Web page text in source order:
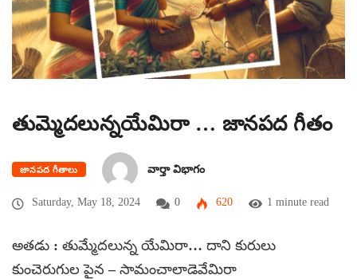
తుమ్మెదలున్నయేమిరా … జానపద గీతం
జానపద గీతాలు వార్తా విభాగం
Saturday, May 18, 2024 0 620 1 minute read
అతడు : తుమ్మేదలున్న యేమిరా… దాని కురులు
కుంచెరుగుల పైన – సామంచాలాడెవేమిరా